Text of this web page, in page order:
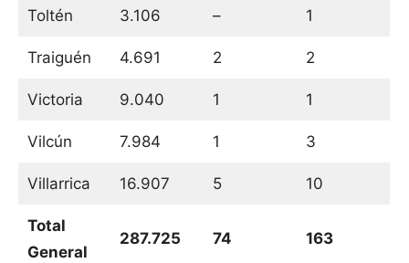
Toltén 3.106 – 1
Traiguén 4.691 2 2
Victoria 9.040 1 1
Vilcún 7.984 1 3
Villarrica 16.907 5 10
Total
General
287.725 74 163